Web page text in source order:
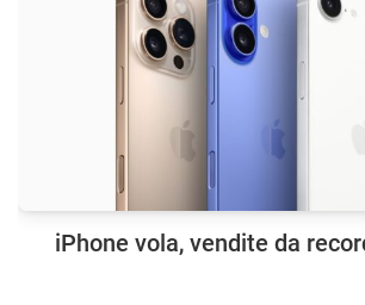
iPhone vola, vendite da